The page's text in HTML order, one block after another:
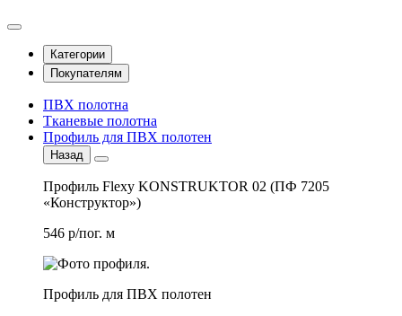
Категории
Покупателям
ПВХ полотна
Тканевые полотна
Профиль для ПВХ полотен
Назад
Профиль Flexy KONSTRUKTOR 02 (ПФ 7205
«Конструктор»)
546 р/пог. м
Профиль для ПВХ полотен